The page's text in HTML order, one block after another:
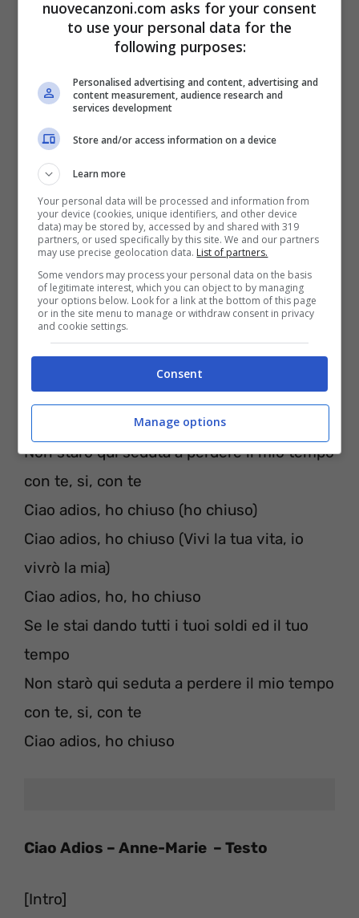
E quando ti telefona
Sa dove ti trovi
Ma so che al contrario
Ora canta con te, quando suoni la chitarra
Costruirsi ricordi nuovi di zecca
Spero che la tratti meglio di come tu hai
trattato me
[Ritornello + conclusione]
Ti ho beccato, si a te
Non sono la tua numero uno
Ti ho visto, con lei
Baciarti e divertirti
Se le stai dando tutti i tuoi soldi ed il tuo
Non starò qui seduta a perdere il mio tempo
con te, si, con te
Ciao adios, ho chiuso (ho chiuso)
Ciao adios, ho chiuso (Vivi la tua vita, io
vivrò la mia)
Ciao adios, ho, ho chiuso
Se le stai dando tutti i tuoi soldi ed il tuo
tempo
Non starò qui seduta a perdere il mio tempo
con te, si, con te
Ciao adios, ho chiuso
Ciao Adios – Anne-Marie – Testo
[Intro]
nuovecanzoni.com asks for your consent
to use your personal data for the
following purposes:
Personalised advertising and content, advertising and
content measurement, audience research and
services development
Store and/or access information on a device
Learn more
Your personal data will be processed and information from
your device (cookies, unique identifiers, and other device
data) may be stored by, accessed by and shared with 319
partners, or used specifically by this site. We and our partners
may use precise geolocation data. List of partners.
Some vendors may process your personal data on the basis
of legitimate interest, which you can object to by managing
your options below. Look for a link at the bottom of this page
or in the site menu to manage or withdraw consent in privacy
and cookie settings.
Consent
Manage options